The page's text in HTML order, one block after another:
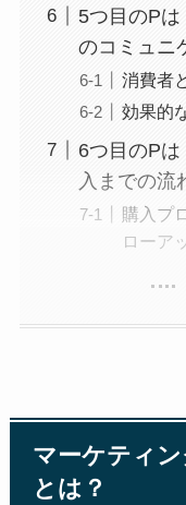
5つ目のPは
のコミュニ
消費者
効果的
6つ目のP
入までの流
購入プ
ローア
マーケティ
とは？